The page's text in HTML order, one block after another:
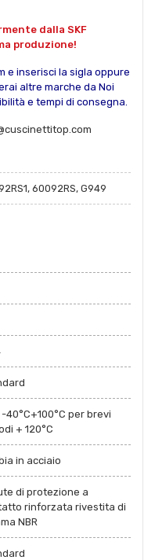
dalla SKF
produzione!
e inserisci la sigla oppure
altre marche da Noi
e tempi di consegna.
60092RS, G949
-40°C+100°C per brevi
+ 120°C
in acciaio
di protezione a
rinforzata rivestita di
NBR